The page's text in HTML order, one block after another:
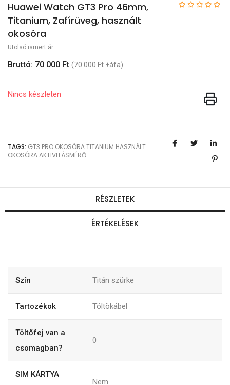
Huawei Watch GT3 Pro 46mm,
Titanium, Zafírüveg, használt
okosóra
Utolsó ismert ár:
Bruttó: 70 000 Ft (70 000 Ft +áfa)
Nincs készleten
TAGS: GT3 PRO OKOSÓRATITANIUM HASZNÁLT
OKOSÓRAAKTIVITÁSMÉRŐ
RÉSZLETEK
ÉRTÉKELÉSEK
Szín Titán szürke
Tartozékok Töltökábel
Töltőfej van a
csomagban?
0
SIM KÁRTYA
Nem